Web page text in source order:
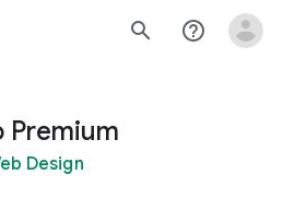
search help_outline
Premium
Design